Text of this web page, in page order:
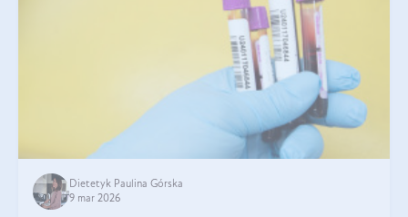
Dietetyk Paulina Górska
9 mar 2026